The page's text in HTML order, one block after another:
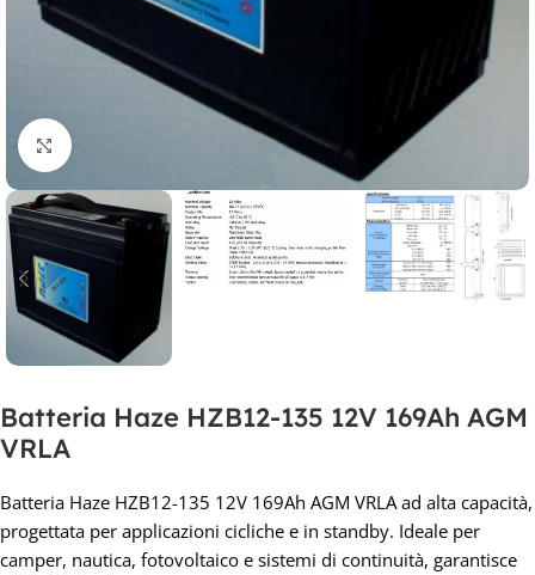
Clicca per ingrandire
Batteria Haze HZB12-135 12V 169Ah AGM
VRLA
Batteria Haze HZB12-135 12V 169Ah AGM VRLA ad alta capacità,
progettata per applicazioni cicliche e in standby. Ideale per
camper, nautica, fotovoltaico e sistemi di continuità, garantisce